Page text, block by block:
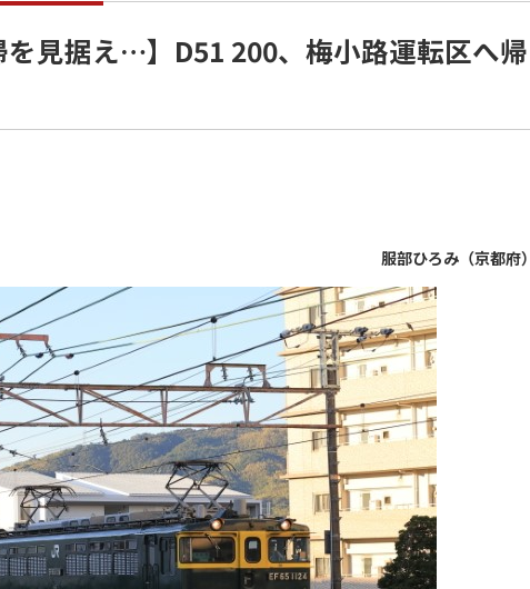
を見据え…】D51 200、梅小路運転区へ帰
服部ひろみ（京都府